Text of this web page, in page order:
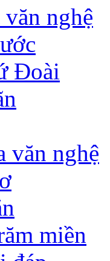
nghệ
Đoài
văn nghệ
miền